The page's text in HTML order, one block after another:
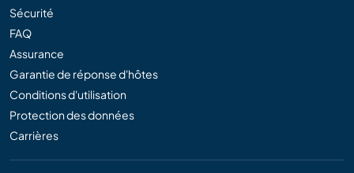
Sécurité
FAQ
Assurance
Garantie de réponse d'hôtes
Conditions d'utilisation
Protection des données
Carrières